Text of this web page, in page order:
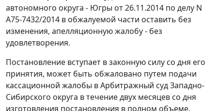
автономного округа - Югры от 26.11.2014 по делу N
А75-7432/2014 в обжалуемой части оставить без
изменения, апелляционную жалобу - без
удовлетворения.
Постановление вступает в законную силу со дня его
принятия, может быть обжаловано путем подачи
кассационной жалобы в Арбитражный суд Западно-
Сибирского округа в течение двух месяцев со дня
изготовления постановления в полном объеме.